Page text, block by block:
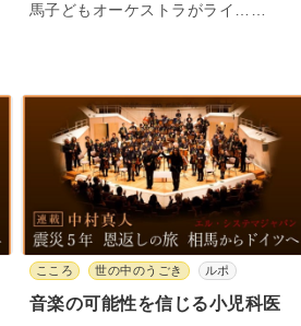
馬子どもオーケストラがライ……
こころ 世の中のうごき ルポ
音楽の可能性を信じる小児科医